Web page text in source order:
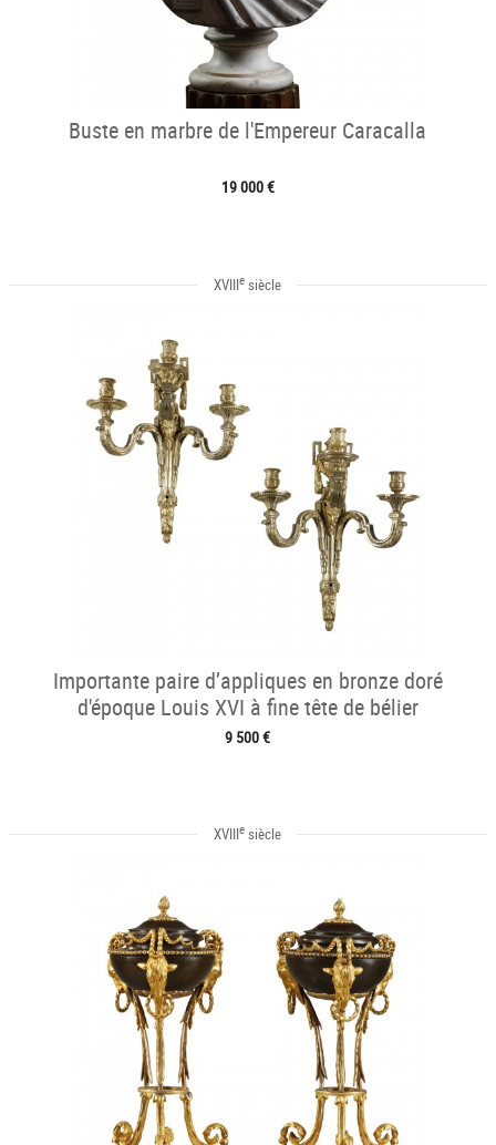
Buste en marbre de l'Empereur Caracalla
19 000 €
XVIIIe siècle
Importante paire d’appliques en bronze doré
d'époque Louis XVI à fine tête de bélier
9 500 €
XVIIIe siècle